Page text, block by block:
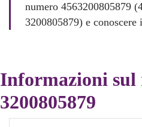
numero 4563200805879
3200805879) e
Informazioni sul
3200805879